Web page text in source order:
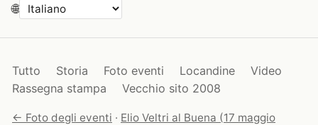
🌐
Tutto Storia Foto eventi Locandine
Video
Rassegna stampa
Vecchio sito 2008
← Foto degli eventi · Elio Veltri al Buena (17 maggio